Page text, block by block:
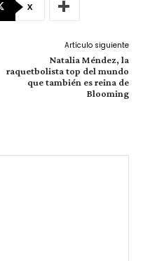
X
Artículo siguiente
Natalia Méndez, la
raquetbolista top del mundo
que también es reina de
Blooming